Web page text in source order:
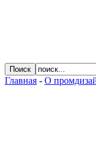
Главная - О